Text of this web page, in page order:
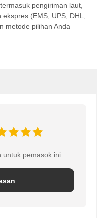
pengiriman laut,
(EMS, UPS, DHL,
metode pilihan Anda
untuk pemasok ini